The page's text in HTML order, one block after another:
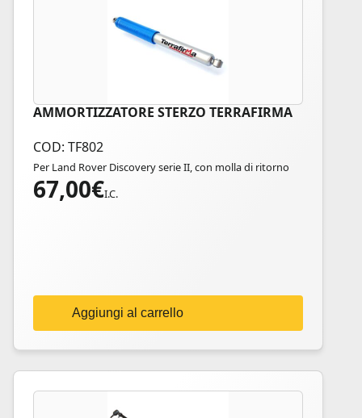
AMMORTIZZATORE STERZO TERRAFIRMA
COD: TF802
Per Land Rover Discovery serie II, con molla di ritorno
67,00€I.C.
Aggiungi al carrello